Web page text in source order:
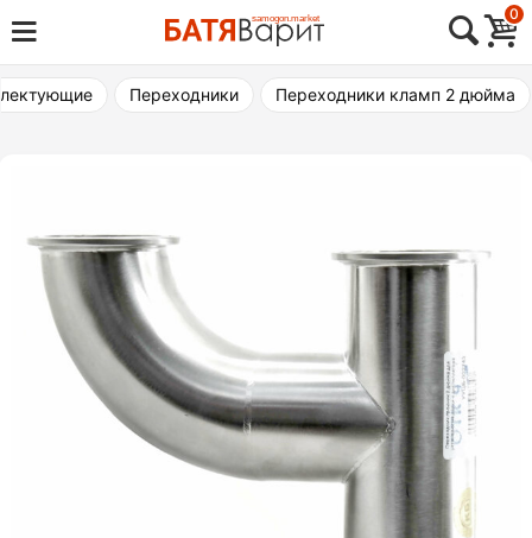
Skip
to
content
Товары для виноделия, самогоноварения,
пивоварения
0
Переходники Переходники кламп 2 дюйма